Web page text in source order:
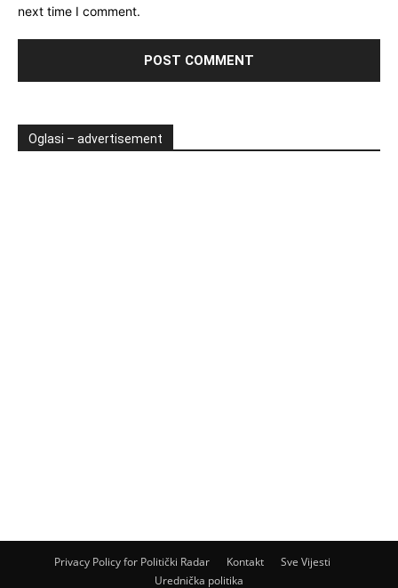
next time I comment.
Oglasi – advertisement
Privacy Policy for Politički Radar Kontakt
Sve Vijesti
Urednička politika